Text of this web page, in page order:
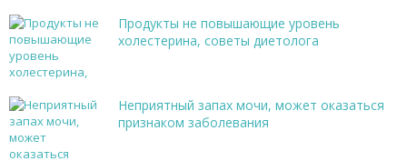
Продукты не повышающие уровень
холестерина, советы диетолога
Неприятный запах мочи, может оказаться
признаком заболевания